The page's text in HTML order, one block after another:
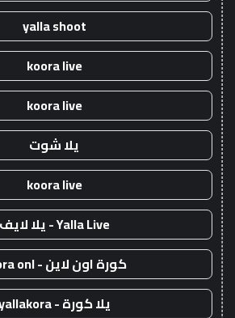
yalla shoot
koora live
koora live
يلا شوت
koora live
Yalla Live - يلا لايف
كورة اون لاين - koora onl
يلا كورة - yallakora